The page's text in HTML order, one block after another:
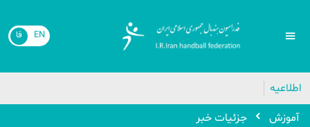
EN فا
اطلاعیه
🔴
آموزش
جزئیات خبر